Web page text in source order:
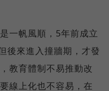
一帆風順，5年前成立
後來進入撞牆期，才發
教育體制不易推動改
線上化也不容易，在